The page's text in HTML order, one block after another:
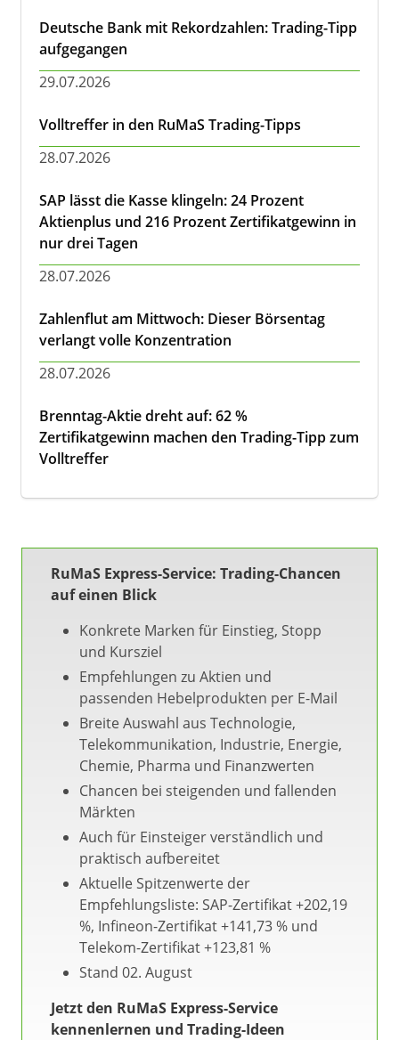
Deutsche Bank mit Rekordzahlen: Trading-Tipp
aufgegangen
29.07.2026
Volltreffer in den RuMaS Trading-Tipps
28.07.2026
SAP lässt die Kasse klingeln: 24 Prozent
Aktienplus und 216 Prozent Zertifikatgewinn in
nur drei Tagen
28.07.2026
Zahlenflut am Mittwoch: Dieser Börsentag
verlangt volle Konzentration
28.07.2026
Brenntag-Aktie dreht auf: 62 %
Zertifikatgewinn machen den Trading-Tipp zum
Volltreffer
RuMaS Express-Service: Trading-Chancen
auf einen Blick
Konkrete Marken für Einstieg, Stopp
und Kursziel
Empfehlungen zu Aktien und
passenden Hebelprodukten per E-Mail
Breite Auswahl aus Technologie,
Telekommunikation, Industrie, Energie,
Chemie, Pharma und Finanzwerten
Chancen bei steigenden und fallenden
Märkten
Auch für Einsteiger verständlich und
praktisch aufbereitet
Aktuelle Spitzenwerte der
Empfehlungsliste: SAP-Zertifikat +202,19
%, Infineon-Zertifikat +141,73 % und
Telekom-Zertifikat +123,81 %
Stand 02. August
Jetzt den RuMaS Express-Service
kennenlernen und Trading-Ideen